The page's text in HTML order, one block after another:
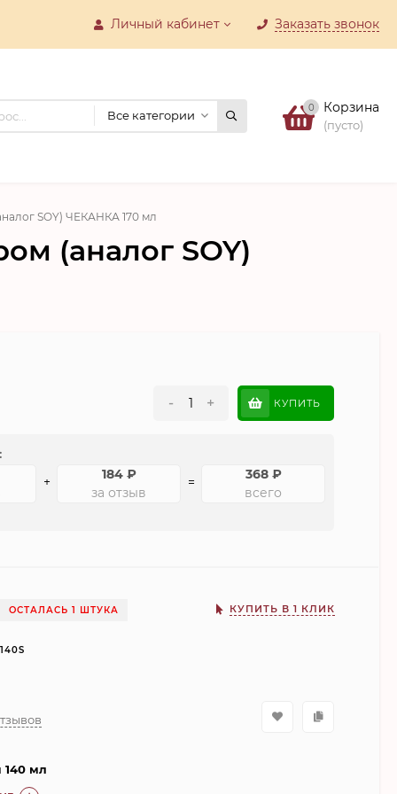
Личный кабинет Заказать звонок
Все категории
0 Корзина
(пусто)
SOY) ЧЕКАНКА 170 мл
(аналог SOY)
- + КУПИТЬ
+ 184 ₽
за отзыв
= 368 ₽
всего
ОСТАЛАСЬ 1 ШТУКА КУПИТЬ В 1 КЛИК
140 мл